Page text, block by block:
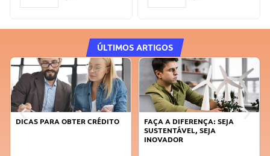
ÚLTIMOS ARTIGOS
DICAS PARA OBTER CRÉDITO
FAÇA A DIFERENÇA: SEJA
SUSTENTÁVEL, SEJA
INOVADOR